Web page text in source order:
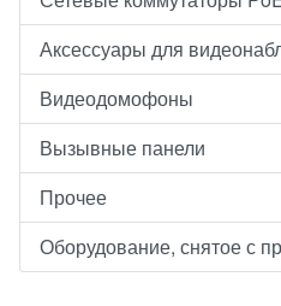
Аксессуары для
Видеодомофоны
Вызывные панели
Прочее
Оборудование, снятое с